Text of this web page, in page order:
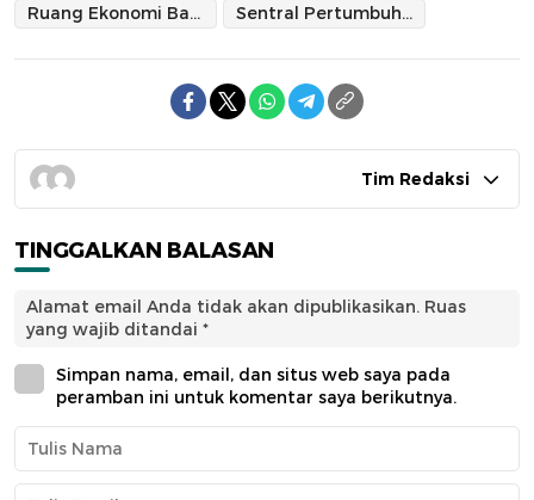
Ruang Ekonomi Baru
Sentral Pertumbuhan
Tim Redaksi
TINGGALKAN BALASAN
Alamat email Anda tidak akan dipublikasikan. Ruas
yang wajib ditandai *
Simpan nama, email, dan situs web saya pada
peramban ini untuk komentar saya berikutnya.